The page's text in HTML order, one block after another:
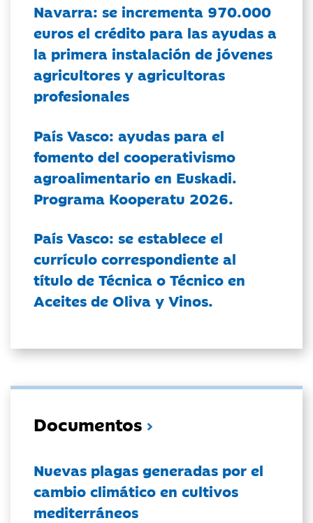
Navarra: se incrementa 970.000
euros el crédito para las ayudas a
la primera instalación de jóvenes
agricultores y agricultoras
profesionales
País Vasco: ayudas para el
fomento del cooperativismo
agroalimentario en Euskadi.
Programa Kooperatu 2026.
País Vasco: se establece el
currículo correspondiente al
título de Técnica o Técnico en
Aceites de Oliva y Vinos.
Documentos
Nuevas plagas generadas por el
cambio climático en cultivos
mediterráneos